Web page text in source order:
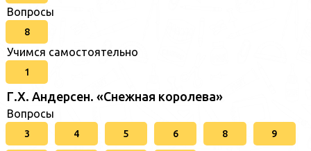
Вопросы
8
Учимся самостоятельно
1
Г.Х. Андерсен. «Снежная королева»
Вопросы
3 4 5 6 8 9